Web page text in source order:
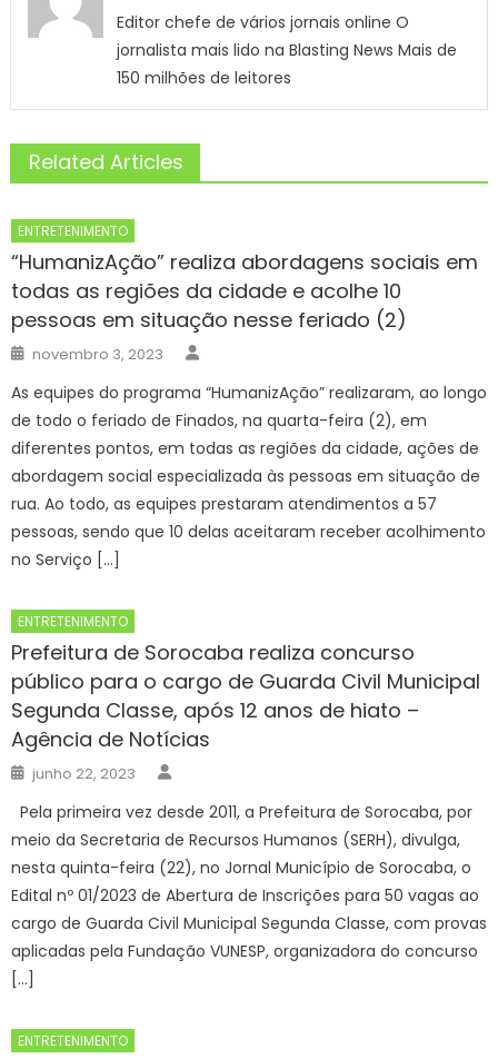
Editor chefe de vários jornais online O
jornalista mais lido na Blasting News Mais de
150 milhões de leitores
Related Articles
ENTRETENIMENTO
“HumanizAção” realiza abordagens sociais em
todas as regiões da cidade e acolhe 10
pessoas em situação nesse feriado (2)
Posted
on
novembro 3, 2023
As equipes do programa “HumanizAção” realizaram, ao longo
de todo o feriado de Finados, na quarta-feira (2), em
diferentes pontos, em todas as regiões da cidade, ações de
abordagem social especializada às pessoas em situação de
rua. Ao todo, as equipes prestaram atendimentos a 57
pessoas, sendo que 10 delas aceitaram receber acolhimento
no Serviço […]
ENTRETENIMENTO
Prefeitura de Sorocaba realiza concurso
público para o cargo de Guarda Civil Municipal
Segunda Classe, após 12 anos de hiato –
Agência de Notícias
Posted
on
junho 22, 2023
Pela primeira vez desde 2011, a Prefeitura de Sorocaba, por
meio da Secretaria de Recursos Humanos (SERH), divulga,
nesta quinta-feira (22), no Jornal Município de Sorocaba, o
Edital nº 01/2023 de Abertura de Inscrições para 50 vagas ao
cargo de Guarda Civil Municipal Segunda Classe, com provas
aplicadas pela Fundação VUNESP, organizadora do concurso
[…]
ENTRETENIMENTO